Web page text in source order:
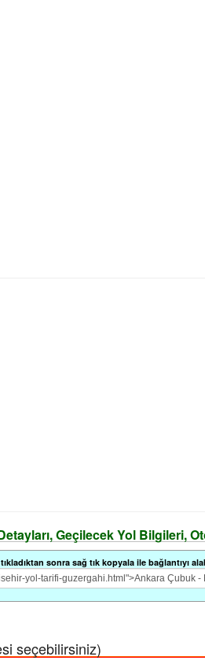
Geçilecek Yol Bilgileri,
sonra sağ tık kopyala ile bağlantıyı
seçebilirsiniz)